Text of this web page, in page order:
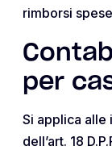
rimborsi
per
Si applica alle
dell’art. 18